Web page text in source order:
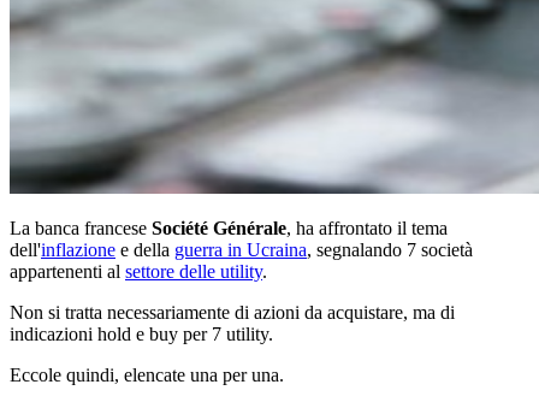
La banca francese Société Générale, ha affrontato il tema
dell'inflazione e della guerra in Ucraina, segnalando 7 società
appartenenti al settore delle utility.
Non si tratta necessariamente di azioni da acquistare, ma di
indicazioni hold e buy per 7 utility.
Eccole quindi, elencate una per una.